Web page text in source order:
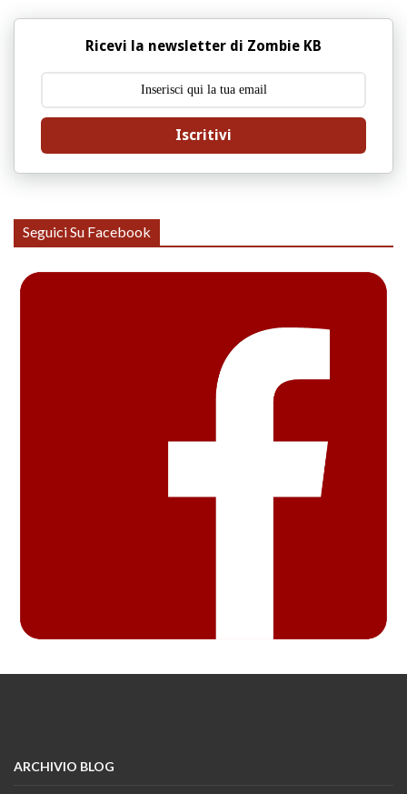
Ricevi la newsletter di Zombie KB
Iscritivi
Seguici Su Facebook
ARCHIVIO BLOG